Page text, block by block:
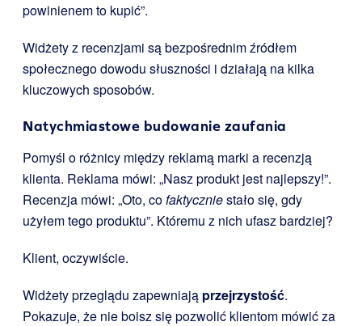
powinienem to kupić”.
Widżety z recenzjami są bezpośrednim źródłem
społecznego dowodu słuszności i działają na kilka
kluczowych sposobów.
Natychmiastowe budowanie zaufania
Pomyśl o różnicy między reklamą marki a recenzją
klienta. Reklama mówi: „Nasz produkt jest najlepszy!”.
Recenzja mówi: „Oto, cofaktyczniestało się, gdy
użyłem tego produktu”. Któremu z nich ufasz bardziej?
Klient, oczywiście.
Widżety przeglądu zapewniają przejrzystość.
Pokazuje, że nie boisz się pozwolić klientom mówić za